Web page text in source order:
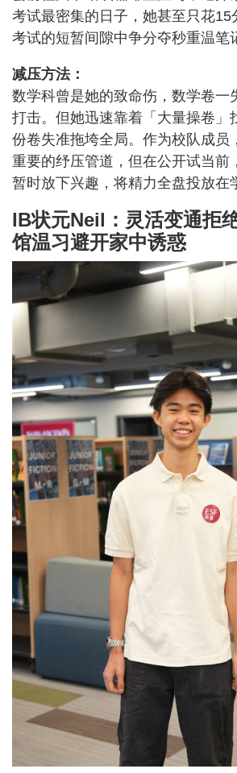
考试最密集的日子，她甚至只花15
考试的短暂间隙中争分夺秒重温笔
减压方法：
数学科曾是她的致命伤，数学卷一
打击。但她迅速靠着「大量操卷」
份卷失准拖垮全局。作为校队成员
重要的纾压管道，但在公开试当前
暂时放下兴趣，将精力全盘投放在
IB状元Neil：灵活变通拒
馆温习避开家中诱惑